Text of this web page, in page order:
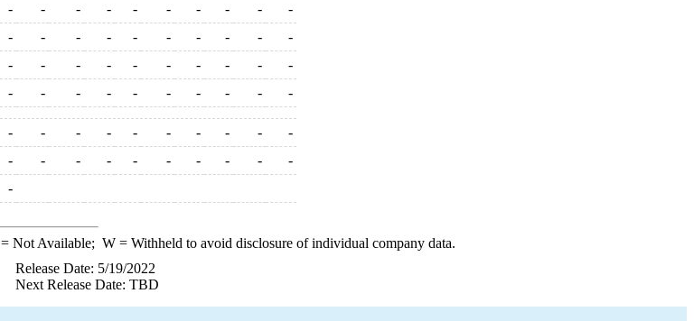
- - - - - - - - -
-
- - - - - - - - -
-
- - - - - - - - -
-
- - - - - - - - - -
- - - - - - - - -
-
- - - - - - - - -
-
-
= Not Available; W= Withheld to avoid disclosure of individual company data.
Release Date: 5/19/2022
Next Release Date: TBD